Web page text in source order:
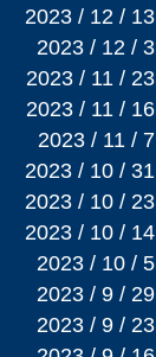
2023 / 12 / 13
2023 / 12 / 3
2023 / 11 / 23
2023 / 11 / 16
2023 / 11 / 7
2023 / 10 / 31
2023 / 10 / 23
2023 / 10 / 14
2023 / 10 / 5
2023 / 9 / 29
2023 / 9 / 23